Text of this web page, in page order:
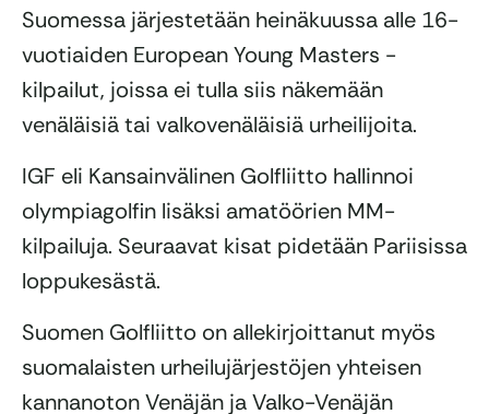
Suomessa järjestetään heinäkuussa alle 16-
vuotiaiden European Young Masters -
kilpailut, joissa ei tulla siis näkemään
venäläisiä tai valkovenäläisiä urheilijoita.
IGF eli Kansainvälinen Golfliitto hallinnoi
olympiagolfin lisäksi amatöörien MM-
kilpailuja. Seuraavat kisat pidetään Pariisissa
loppukesästä.
Suomen Golfliitto on allekirjoittanut myös
suomalaisten urheilujärjestöjen yhteisen
kannanoton Venäjän ja Valko-Venäjän